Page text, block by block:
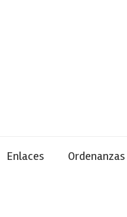
Enlaces Ordenanzas